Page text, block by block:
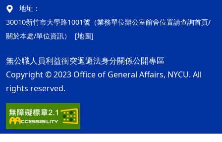
地址：
30010新竹市大學路1001號（業務單位辦公室館舍位置請查詢首頁/
關於本處/單位資訊）
[地圖]
無公職人員利益衝突迴避法身分關係公開專區
Copyright © 2023 Office of General Affairs, NYCU. All
rights reserved.